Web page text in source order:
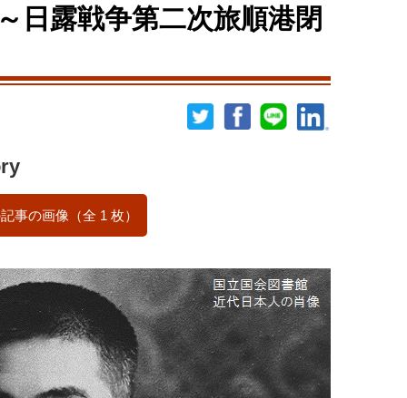
日露戦争第二次旅順港閉
事の画像（全 1 枚）